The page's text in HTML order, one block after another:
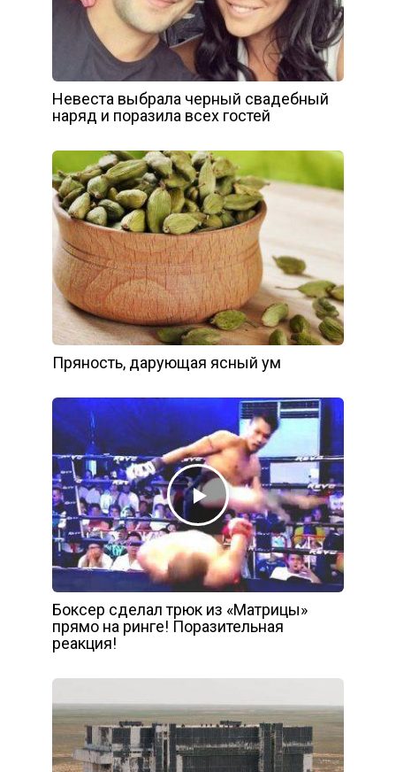
Невеста выбрала черный свадебный
наряд и поразила всех гостей
Пряность, дарующая ясный ум
Боксер сделал трюк из «Матрицы»
прямо на ринге! Поразительная
реакция!